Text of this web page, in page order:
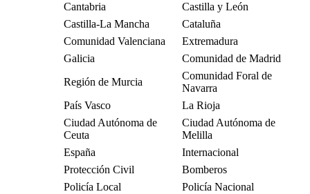
Cantabria
Castilla y León
Castilla-La Mancha
Cataluña
Comunidad Valenciana
Extremadura
Galicia
Comunidad de Madrid
Región de Murcia
Comunidad Foral de
Navarra
País Vasco
La Rioja
Ciudad Autónoma de
Ceuta
Ciudad Autónoma de
Melilla
España
Internacional
Protección Civil
Bomberos
Policía Local
Policía Nacional